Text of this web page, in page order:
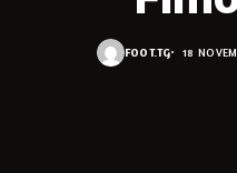
FOOT.TG 18